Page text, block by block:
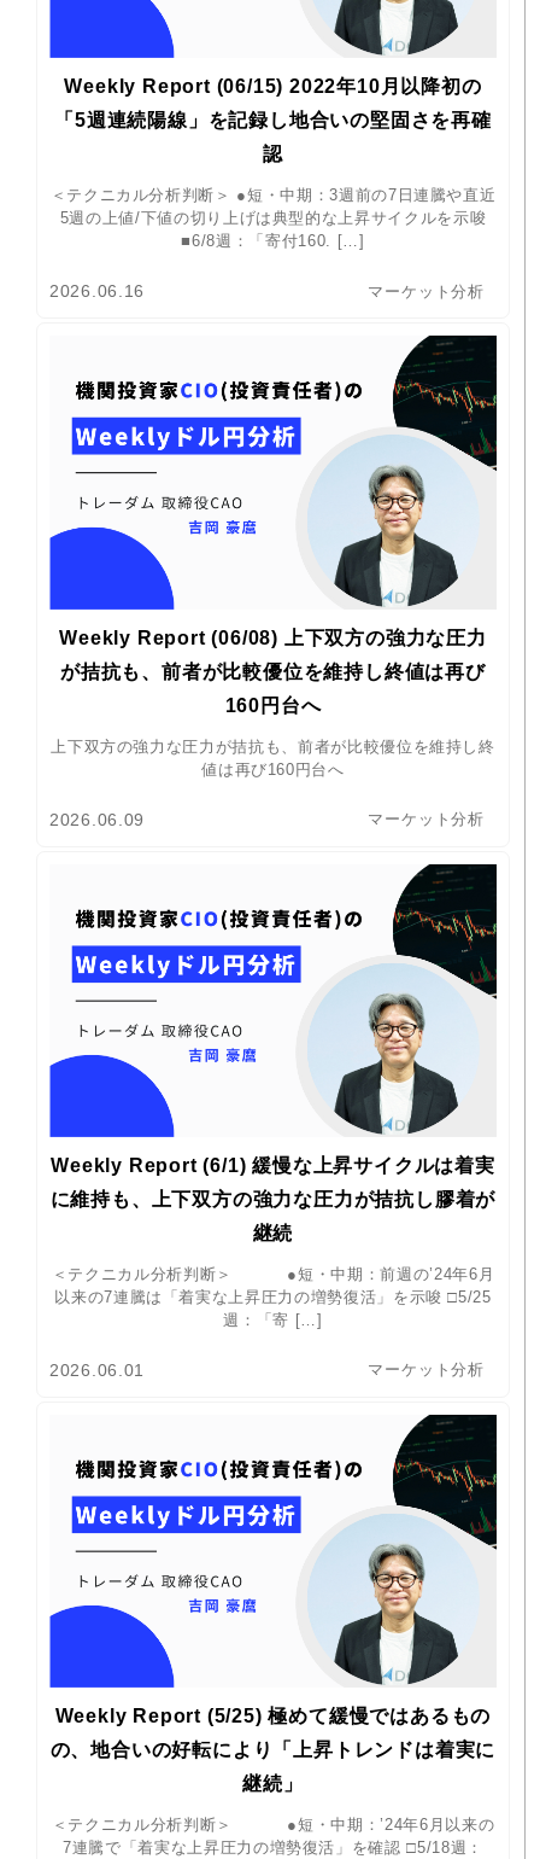
Weekly Report (06/15) 2022年10月以降初の
「5週連続陽線」を記録し地合いの堅固さを再確
認
＜テクニカル分析判断＞ ●短・中期：3週前の7日連騰や直近
5週の上値/下値の切り上げは典型的な上昇サイクルを示唆
■6/8週：「寄付160. […]
2026.06.16 マーケット分析
Weekly Report (06/08) 上下双方の強力な圧力
が拮抗も、前者が比較優位を維持し終値は再び
160円台へ
上下双方の強力な圧力が拮抗も、前者が比較優位を維持し終
値は再び160円台へ
2026.06.09 マーケット分析
Weekly Report (6/1) 緩慢な上昇サイクルは着実
に維持も、上下双方の強力な圧力が拮抗し膠着が
継続
＜テクニカル分析判断＞ ●短・中期：前週の’24年6月
以来の7連騰は「着実な上昇圧力の増勢復活」を示唆 □5/25
週：「寄 […]
2026.06.01 マーケット分析
Weekly Report (5/25) 極めて緩慢ではあるもの
の、地合いの好転により「上昇トレンドは着実に
継続」
＜テクニカル分析判断＞ ●短・中期：’24年6月以来の
7連騰で「着実な上昇圧力の増勢復活」を確認 □5/18週：